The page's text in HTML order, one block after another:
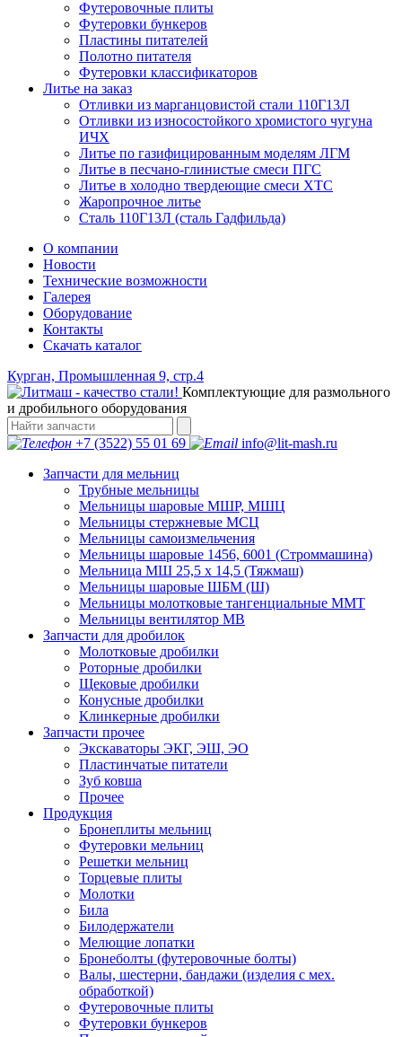
Футеровочные плиты
Футеровки бункеров
Пластины питателей
Полотно питателя
Футеровки классификаторов
Литье на заказ
Отливки из марганцовистой стали 110Г13Л
Отливки из износостойкого хромистого чугуна
ИЧХ
Литье по газифицированным моделям ЛГМ
Литье в песчано-глинистые смеси ПГС
Литье в холодно твердеющие смеси ХТС
Жаропрочное литье
Сталь 110Г13Л (сталь Гадфильда)
О компании
Новости
Технические возможности
Галерея
Оборудование
Контакты
Скачать каталог
Курган, Промышленная 9, стр.4
Комплектующие для размольного
и дробильного оборудования
+7 (3522) 55 01 69
info@lit-mash.ru
Запчасти для мельниц
Трубные мельницы
Мельницы шаровые МШР, МШЦ
Мельницы стержневые МСЦ
Мельницы самоизмельчения
Мельницы шаровые 1456, 6001 (Строммашина)
Мельница МШ 25,5 х 14,5 (Тяжмаш)
Мельницы шаровые ШБМ (Ш)
Мельницы молотковые тангенциальные ММТ
Мельницы вентилятор МВ
Запчасти для дробилок
Молотковые дробилки
Роторные дробилки
Щековые дробилки
Конусные дробилки
Клинкерные дробилки
Запчасти прочее
Экскаваторы ЭКГ, ЭШ, ЭО
Пластинчатые питатели
Зуб ковша
Прочее
Продукция
Бронеплиты мельниц
Футеровки мельниц
Решетки мельниц
Торцевые плиты
Молотки
Била
Билодержатели
Мелющие лопатки
Бронеболты (футеровочные болты)
Валы, шестерни, бандажи (изделия с мех.
обработкой)
Футеровочные плиты
Футеровки бункеров